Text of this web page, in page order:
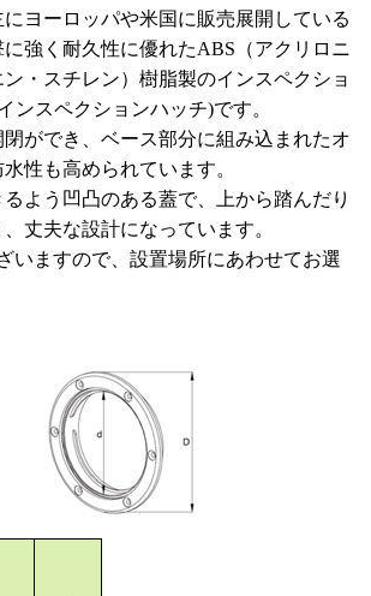
ヨーロッパや米国に販売展開している
強く耐久性に優れたABS（アクリロニ
ン・スチレン）樹脂製のインスペクショ
ンスペクションハッチ)です。
ができ、ベース部分に組み込まれたオ
性も高められています。
よう凹凸のある蓋で、上から踏んだり
丈夫な設計になっています。
いますので、設置場所にあわせてお選